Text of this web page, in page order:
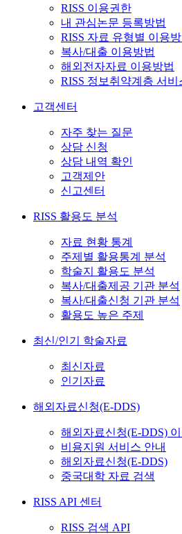
RISS 이용권한
내 관심논문 등록방법
RISS 자료 유형별 이용
복사/대출 이용방법
해외전자자료 이용방법
RISS 정보취약계층 서비
고객센터
자주 찾는 질문
상담 신청
상담 내역 확인
고객제안
신고센터
RISS 활용도 분석
자료 현황 통계
주제별 활용통계 분석
학술지 활용도 분석
복사/대출제공 기관 분석
복사/대출신청 기관 분석
활용도 높은 주제
최신/인기 학술자료
최신자료
인기자료
해외자료신청(E-DDS)
해외자료신청(E-DDS)
비용지원 서비스 안내
해외자료신청(E-DDS)
중국대학 자료 검색
RISS API 센터
RISS 검색 API